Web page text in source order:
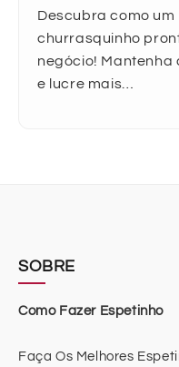
Descubra como
churrasquinho
negócio!
e lucre mais…
SOBRE
Como Fazer Espetinho
Faça Os Melhores